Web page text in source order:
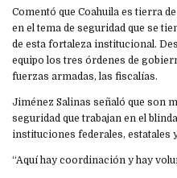
Comentó que Coahuila es tierra
en el tema de seguridad que se
de esta fortaleza institucional.
equipo los tres órdenes de
fuerzas armadas, las fiscalías.
Jiménez Salinas señaló que son
seguridad que trabajan en el
instituciones federales, estatales
“Aquí hay coordinación y hay